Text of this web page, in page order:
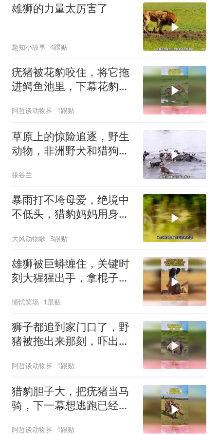
雄狮的力量太厉害了
趣知小故事 4跟贴
疣猪被花豹咬住，将它拖
进鳄鱼池里，下幕花豹跑
阿哲谈动物界 1跟贴
草原上的惊险追逐，野生
动物，非洲野犬和猎狗大
接谷兰
暴雨打不垮母爱，绝境中
不低头，猎豹妈妈用身躯
大风动物歌 3跟贴
雄狮被巨蟒缠住，关键时
刻大猩猩出手，拿棍子把
懂忧笑场 1跟贴
狮子都追到家门口了，野
猪被拖出来那刻，吓出一
阿哲谈动物界 1跟贴
猎豹胆子大，把疣猪当马
骑，下一幕想逃跑已经晚
阿哲谈动物界 1跟贴